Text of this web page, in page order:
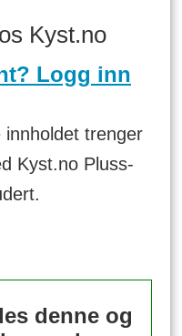
Kyst.no
Logg inn
trenger
Kyst.no Pluss-
denne og